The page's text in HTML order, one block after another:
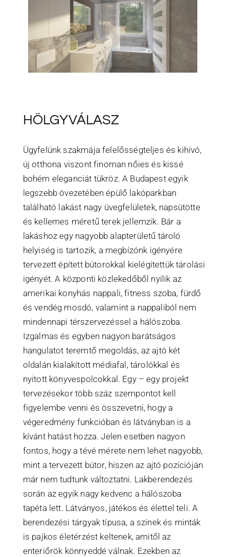
HÖLGYVÁLASZ
Ügyfelünk szakmája felelősségteljes és kihívó,
új otthona viszont finoman nőies és kissé
bohém eleganciát tükröz. A Budapest egyik
legszebb övezetében épülő lakóparkban
található lakást nagy üvegfelületek, napsütötte
és kellemes méretű terek jellemzik. Bár a
lakáshoz egy nagyobb alapterületű tároló
helyiség is tartozik, a megbízónk igényére
tervezett épített bútorokkal kielégítettük tárolási
igényét. A központi közlekedőből nyílik az
amerikai konyhás nappali, fitness szoba, fürdő
és vendég mosdó, valamint a nappaliból nem
mindennapi térszervezéssel a hálószoba.
Izgalmas és egyben nagyon barátságos
hangulatot teremtő megoldás, az ajtó két
oldalán kialakított médiafal, tárolókkal és
nyitott könyvespolcokkal. Egy – egy projekt
tervezésekor több száz szempontot kell
figyelembe venni és összevetni, hogy a
végeredmény funkcióban és látványban is a
kívánt hatást hozza. Jelen esetben nagyon
fontos, hogy a tévé mérete nem lehet nagyobb,
mint a tervezett bútor, hiszen az ajtó pozícióján
már nem tudtunk változtatni. Lakberendezés
során az egyik nagy kedvenc a hálószoba
tapéta lett. Látványos, játékos és élettel teli. A
berendezési tárgyak típusa, a színek és minták
is pajkos életérzést keltenek, amitől az
enteriőrök könnyeddé válnak. Ezekben az